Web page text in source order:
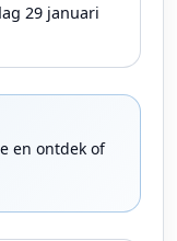
29 januari
en ontdek of